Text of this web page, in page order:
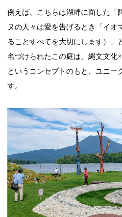
例えば、こちらは湖畔に面した「
ヌの人々は愛を告げるとき「イオ
ることすべてを大切にします）」
名づけられたこの庭は、縄文文化
というコンセプトのもと、ユニー
す。